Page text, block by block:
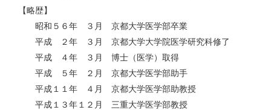
【略歴】
昭和５６年 ３月 京都大学医学部卒業
平成 ２年 ３月 京都大学大学院医学研究科修了
平成 ４年 ３月 博士（医学）取得
平成 ５年 ２月 京都大学医学部助手
平成１１年 ４月 京都大学医学部助教授
平成１３年１２月 三重大学医学部教授